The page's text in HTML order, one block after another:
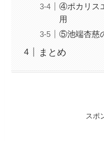
④ポカリス
用
⑤池端杏慈
まとめ
スポ